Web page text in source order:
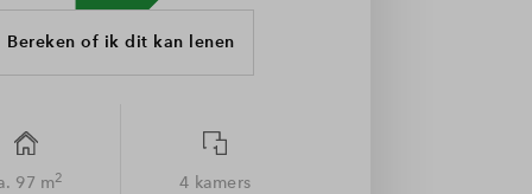
Bereken of ik dit kan lenen
97 m2 4 kamers